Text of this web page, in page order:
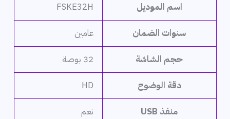
اسم الموديل FSKE32H
سنوات الضمان عامين
حجم الشاشة 32 بوصة
دقة الوضوح HD
منفذ USB نعم